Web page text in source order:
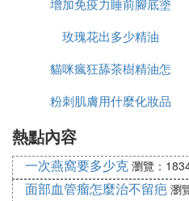
批項目審核。
2017年2月，韓後成功通
Ⅶ 韓後護膚品牌的茶
清新的，然後這款茶蕊嫩白
Ⅷ 韓後，那個系列比
增加免疫力睡前腳底塗
什麼精油
玫瑰花出多少精油
貓咪瘋狂舔茶樹精油怎
麼回事
粉刺肌膚用什麼化妝品
熱點內容
一次燕窩要多少克 瀏覽：
面部血管瘤怎麼治不留疤 瀏